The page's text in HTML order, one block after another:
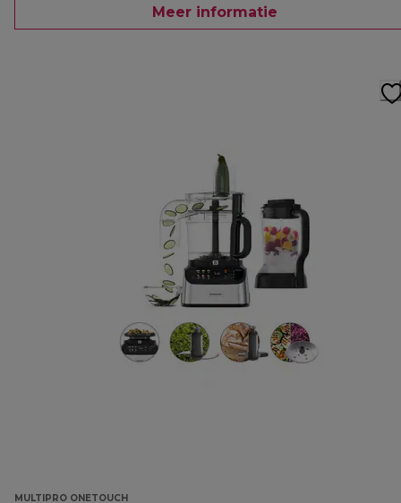
Meer informatie
MULTIPRO ONETOUCH